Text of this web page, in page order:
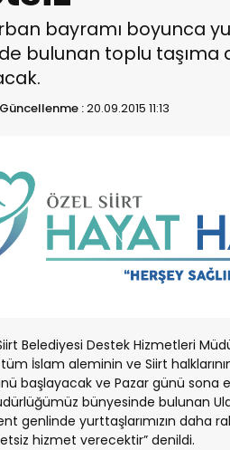
bayramı boyunca
bulunan toplu taşıma
Güncellenme :20.09.2015 11:13
Belediyesi Destek Hizmetleri
İslam aleminin ve Siirt
başlayacak ve Pazar günü sona
bünyesinde bulunan
genlinde yurttaşlarımızın daha
hizmet verecektir” denildi.